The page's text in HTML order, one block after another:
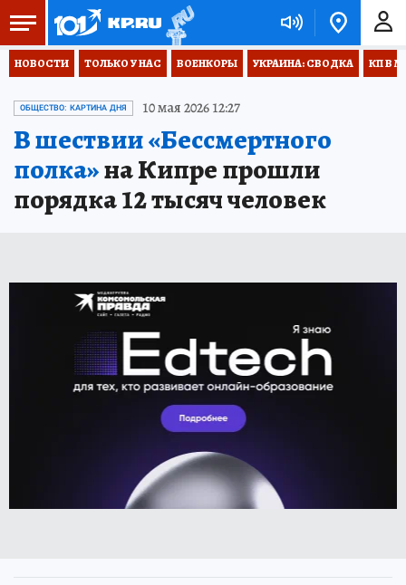
НОВОСТИ ТОЛЬКО У НАС ВОЕНКОРЫ УКРАИНА: СВОДКА КП В
ОБЩЕСТВО: КАРТИНА ДНЯ 10 мая 2026 12:27
В шествии «Бессмертного
полка»на Кипре прошли
порядка 12 тысяч человек